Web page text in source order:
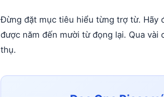
Đừng đặt mục tiêu hiểu từng trợ từ. Hãy
được năm đến mười từ đọng lại. Qua
thụ.